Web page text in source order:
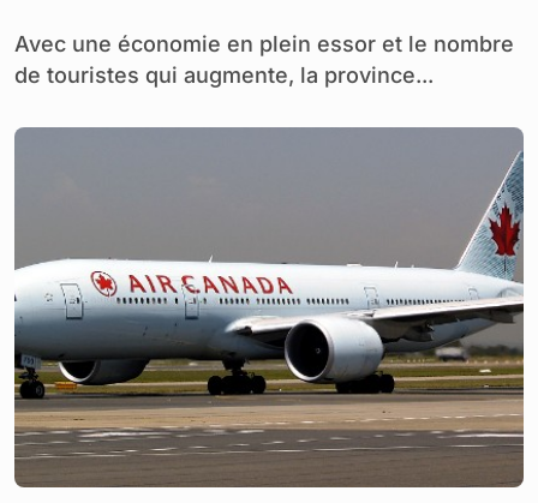
Avec une économie en plein essor et le nombre
de touristes qui augmente, la province...